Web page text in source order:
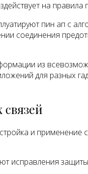
на
пин ап с
соединения
из
для разных
и применение
исправления